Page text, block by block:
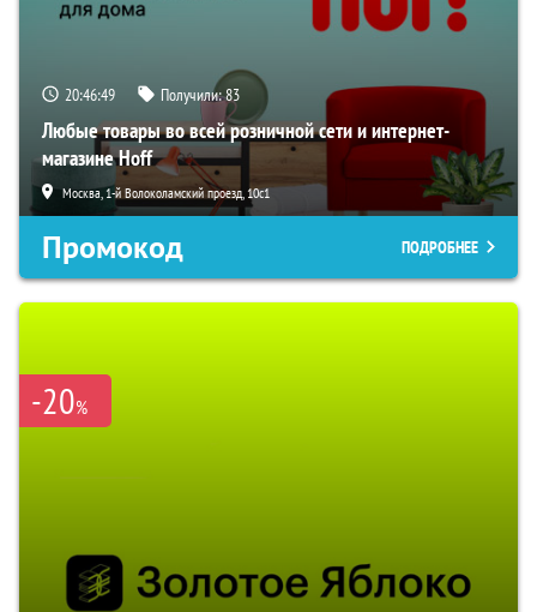
20:46:48 Получили:83
Любые товары во всей розничной сети и интернет-
магазине Hoff
Москва, 1-й Волоколамский проезд, 10с1
Промокод ПОДРОБНЕЕ
-20%